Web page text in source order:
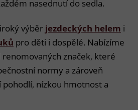
nasednutí do sedla.
výběr jezdeckých helem i
pro děti i dospělé. Nabízíme
značek, které
normy a zároveň
nízkou hmotnost a